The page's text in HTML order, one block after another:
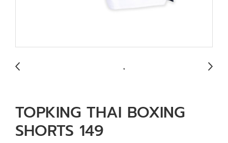
TOPKING THAI BOXING
SHORTS 149